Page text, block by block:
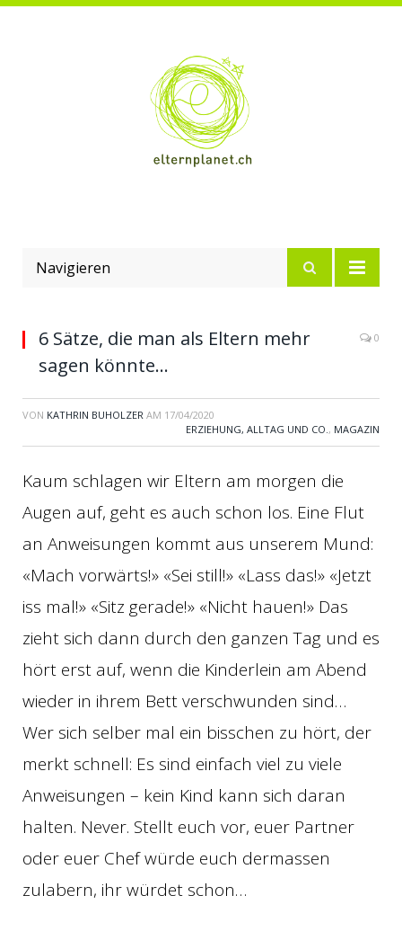
Navigieren
6 Sätze, die man als Eltern mehr
sagen könnte…
0
VON KATHRIN BUHOLZER AM 17/04/2020
ERZIEHUNG, ALLTAG UND CO., MAGAZIN
Kaum schlagen wir Eltern am morgen die
Augen auf, geht es auch schon los. Eine Flut
an Anweisungen kommt aus unserem Mund:
«Mach vorwärts!» «Sei still!» «Lass das!» «Jetzt
iss mal!» «Sitz gerade!» «Nicht hauen!» Das
zieht sich dann durch den ganzen Tag und es
hört erst auf, wenn die Kinderlein am Abend
wieder in ihrem Bett verschwunden sind…
Wer sich selber mal ein bisschen zu hört, der
merkt schnell: Es sind einfach viel zu viele
Anweisungen – kein Kind kann sich daran
halten. Never. Stellt euch vor, euer Partner
oder euer Chef würde euch dermassen
zulabern, ihr würdet schon…